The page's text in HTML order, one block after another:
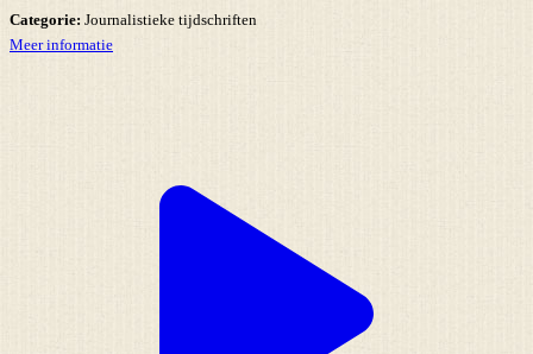
Categorie: Journalistieke tijdschriften
Meer informatie